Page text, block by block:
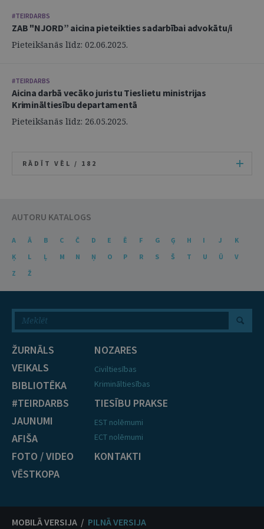
#TEIRDARBS
ZAB "NJORD” aicina pieteikties sadarbībai advokātu/i
Pieteikšanās līdz: 02.06.2025.
#TEIRDARBS
Aicina darbā vecāko juristu Tieslietu ministrijas
Krimināltiesību departamentā
Pieteikšanās līdz: 26.05.2025.
RĀDĪT VĒL / 182
AUTORU KATALOGS
A Ā B C Č D E Ē F G Ģ H I J
K
Ķ
L Ļ M N Ņ O P R S Š T U Ū
V
Z
Ž
ŽURNĀLS
VEIKALS
BIBLIOTĒKA
#TEIRDARBS
JAUNUMI
AFIŠA
FOTO / VIDEO
VĒSTKOPA
NOZARES
Civiltiesības
Krimināltiesības
TIESĪBU PRAKSE
EST nolēmumi
ECT nolēmumi
KONTAKTI
MOBILĀ VERSIJA / PILNĀ VERSIJA